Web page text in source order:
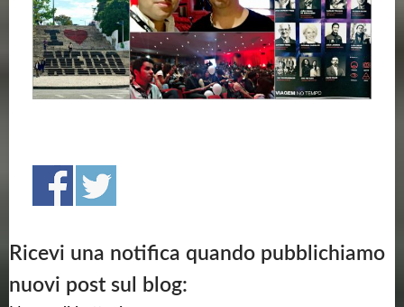
Ricevi una notifica quando pubblichiamo
nuovi post sul blog: